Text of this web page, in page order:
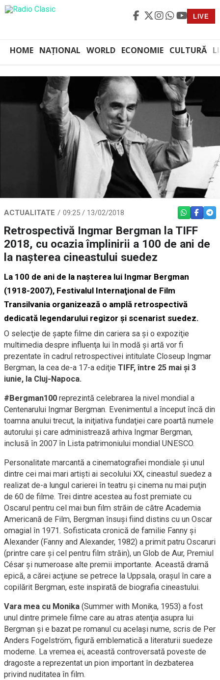
LIVE
HOME NAȚIONAL WORLD ECONOMIE CULTURĂ
ACTUALITATE 09:25 / 13/02/2018 WHATSAPP
Retrospectivă Ingmar Bergman la TIFF
2018, cu ocazia împlinirii a 100 de ani de
la naşterea cineastului suedez
La 100 de ani de la naşterea lui Ingmar Bergman
(1918-2007), Festivalul Internaţional de Film
Transilvania organizează o amplă retrospectivă
dedicată legendarului regizor şi scenarist suedez.
O selecţie de şapte filme din cariera sa şi o expoziţie
multimedia despre influenţa lui în modă şi artă vor fi
prezentate în cadrul retrospectivei intitulate Closeup Ingmar
Bergman, la cea de-a 17-a ediţie TIFF, între 25 mai şi 3
iunie, la Cluj-Napoca.
#Bergman100 reprezintă celebrarea la nivel mondial a
Centenarului Ingmar Bergman. Evenimentul a început încă din
toamna anului trecut, la iniţiativa fundaţiei care poartă numele
autorului şi care administrează arhiva Ingmar Bergman,
inclusă în 2007 în Lista patrimoniului mondial UNESCO.
Personalitate marcantă a cinematografiei mondiale şi unul
dintre cei mai mari artişti ai secolului XX, cineastul suedez a
realizat de-a lungul carierei în teatru şi cinema nu mai puţin
de 60 de filme. Trei dintre acestea au fost premiate cu
Oscarul pentru cel mai bun film străin de către Academia
Americană de Film, Bergman însuşi fiind distins cu un Oscar
omagial în 1971. Sofisticata cronică de familie Fanny şi
Alexander (Fanny and Alexander, 1982) a primit patru Oscaruri
(printre care şi cel pentru film străin), un Glob de Aur, Premiul
César şi numeroase alte premii importante. Această dramă
epică, a cărei acţiune se petrece la Uppsala, oraşul în care a
copilărit Bergman, este inspirată de biografia cineastului.
Vara mea cu Monika (Summer with Monika, 1953) a fost
unul dintre primele filme care au atras atenţia asupra lui
Bergman şi e bazat pe romanul cu acelaşi nume, scris de Per
Anders Fogelström, figură emblematică a literaturii suedeze
moderne. La vremea ei, această controversată poveste de
dragoste a reprezentat un pion important în dezbaterea
privind nuditatea în film.